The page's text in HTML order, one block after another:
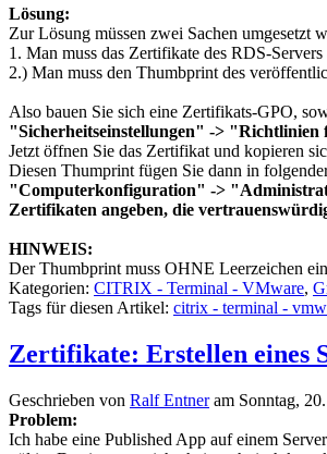
Lösung:
Zur Lösung müssen zwei Sachen umgesetzt
1. Man muss das Zertifikate des RDS-Servers
2.) Man muss den Thumbprint des
Also bauen Sie sich eine Zertifikats-GPO,
"Sicherheitseinstellungen" -> "Richtlinien
Jetzt öffnen Sie das Zertifikat und kopieren
Diesen Thumprint fügen Sie dann in
"Computerkonfiguration" ->
Zertifikaten angeben, die
HINWEIS:
Der Thumbprint muss OHNE Leerzeichen
Kategorien: CITRIX - Terminal - VMware,
Tags für diesen Artikel: citrix - terminal -
Zertifikate: Erstellen eines
Geschrieben von Ralf Entneram Sonntag,
Problem:
Ich habe eine Published App auf einem